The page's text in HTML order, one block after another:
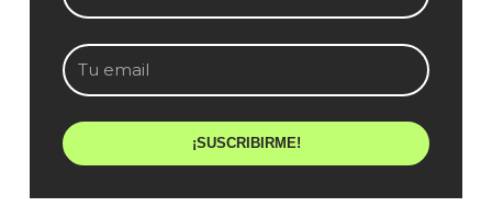
Email
¡SUSCRIBIRME!